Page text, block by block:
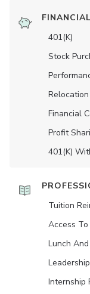
401(K)
Stock
Financial
Profit
401(K)
Tuition
Access
Lunch
Internship